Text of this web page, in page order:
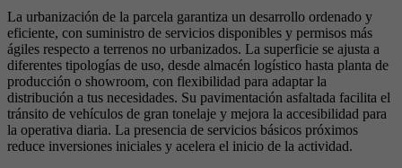
La urbanización de la parcela garantiza un desarrollo ordenado y
eficiente, con suministro de servicios disponibles y permisos más
ágiles respecto a terrenos no urbanizados. La superficie se ajusta a
diferentes tipologías de uso, desde almacén logístico hasta planta de
producción o showroom, con flexibilidad para adaptar la
distribución a tus necesidades. Su pavimentación asfaltada facilita el
tránsito de vehículos de gran tonelaje y mejora la accesibilidad para
la operativa diaria. La presencia de servicios básicos próximos
reduce inversiones iniciales y acelera el inicio de la actividad.